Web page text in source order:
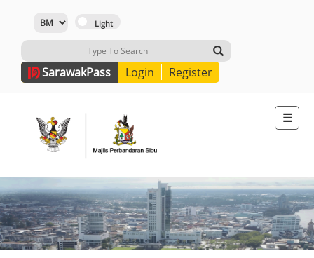
SarawakPass Login Register
☰